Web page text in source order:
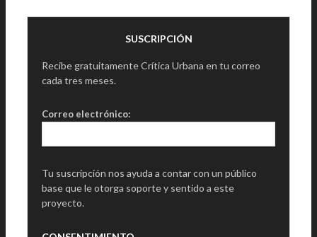
SUSCRIPCIÓN
Recibe gratuitamente Crítica Urbana en tu correo
cada tres meses.
Correo electrónico:
Tu suscripción nos ayuda a contar con un público
base que le otorga soporte y sentido a este
proyecto.